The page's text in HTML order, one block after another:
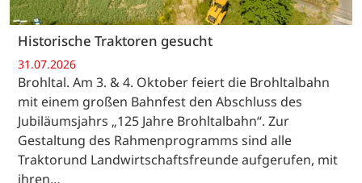
Historische Traktoren gesucht
31.07.2026
Brohltal. Am 3. & 4. Oktober feiert die Brohltalbahn
mit einem großen Bahnfest den Abschluss des
Jubiläumsjahrs „125 Jahre Brohltalbahn“. Zur
Gestaltung des Rahmenprogramms sind alle
Traktorund Landwirtschaftsfreunde aufgerufen, mit
ihren…